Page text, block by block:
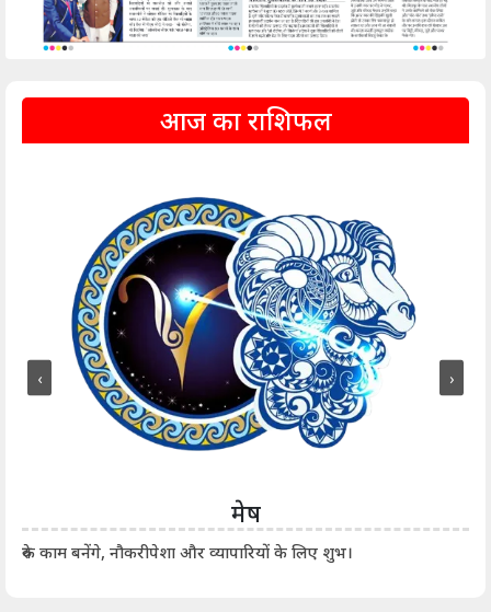
आज का राशिफल
मेष
रुके काम बनेंगे, नौकरीपेशा और व्यापारियों के लिए शुभ।
‹ ›